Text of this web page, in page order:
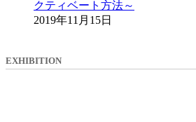
クティベート方法～
2019年11月15日
EXHIBITION